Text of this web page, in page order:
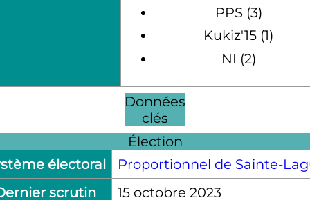
PPS (3)
Kukiz'15 (1)
NI (2)
Données
clés
Élection
électoral
Proportionnel de Sainte-
scrutin
15 octobre 2023